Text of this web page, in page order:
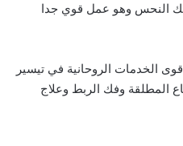
النحس وهو عمل قوي جدا
الخدمات الروحانية في تيسير
المطلقة وفك الربط وعلاج